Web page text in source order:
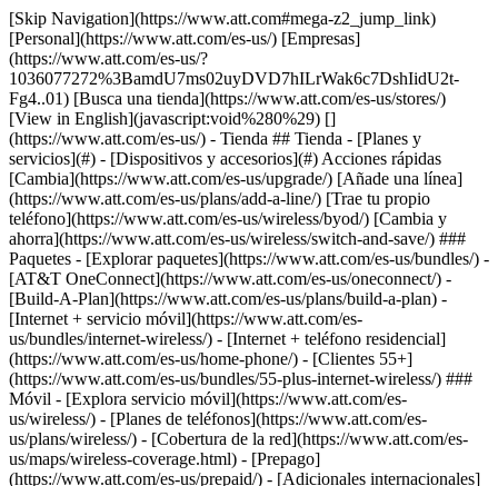
[Skip Navigation](https://www.att.com#mega-z2_jump_link) [Personal](https://www.att.com/es-us/) [Empresas](https://www.att.com/es-us/?1036077272%3BamdU7ms02uyDVD7hILrWak6c7DshIidU2t-Fg4..01) [Busca una tienda](https://www.att.com/es-us/stores/) [View in English](javascript:void%280%29) [](https://www.att.com/es-us/) - Tienda ## Tienda - [Planes y servicios](#) - [Dispositivos y accesorios](#) Acciones rápidas [Cambia](https://www.att.com/es-us/upgrade/) [Añade una línea](https://www.att.com/es-us/plans/add-a-line/) [Trae tu propio teléfono](https://www.att.com/es-us/wireless/byod/) [Cambia y ahorra](https://www.att.com/es-us/wireless/switch-and-save/) ### Paquetes - [Explorar paquetes](https://www.att.com/es-us/bundles/) - [AT&T OneConnect](https://www.att.com/es-us/oneconnect/) - [Build-A-Plan](https://www.att.com/es-us/plans/build-a-plan) - [Internet + servicio móvil](https://www.att.com/es-us/bundles/internet-wireless/) - [Internet + teléfono residencial](https://www.att.com/es-us/home-phone/) - [Clientes 55+](https://www.att.com/es-us/bundles/55-plus-internet-wireless/) ### Móvil - [Explora servicio móvil](https://www.att.com/es-us/wireless/) - [Planes de teléfonos](https://www.att.com/es-us/plans/wireless/) - [Cobertura de la red](https://www.att.com/es-us/maps/wireless-coverage.html) - [Prepago](https://www.att.com/es-us/prepaid/) - [Adicionales internacionales](https://www.att.com/es-us/international/) - [Auto conectado](https://www.att.com/es-us/plans/connected-car/) ### Internet residencial - [Explora internet residencial](https://www.att.com/es-us/internet/) - [Ve la disponibilidad](https://www.att.com/es-us/buy/internet/plans/) - [AT&T Fiber](https://www.att.com/es-us/internet/fiber/) - [AT&T Internet Air](https://www.att.com/es-us/internet/internet-air/) - [Teléfono residencial](https://www.att.com/es-us/home-phone/services/) [__Ahorra a lo grande en todo__ __regreso a clases__ \ Ver ofertas](https://www.att.com/es-us/deals/back-to-school/) Últimas novedades [Samsung Galaxy Z Fold8](https://www.att.com/es-us/buy/phones/samsung-galaxy-z-fold8.html) [iPhone 17 Pro](https://www.att.com/es-us/buy/phones/apple-iphone-17-pro.html) [AirPods Pro 3](https://www.att.com/es-us/buy/accessories/Headphones/apple-airpods-pro-3.html) [Google Pixel 10 Pro](https://www.att.com/es-us/buy/phones/google-pixel-10-pro.html) ### Dispositivos - [Teléfonos](https://www.att.com/es-us/buy/phones/) - [Teléfonos prepagados](https://www.att.com/es-us/buy/prepaid-phones/) - [Tablets](https://www.att.com/es-us/buy/tablets/) - [Relojes inteligentes](https://www.att.com/es-us/buy/wearables/) - [Usado certificado de AT&T](https://www.att.com/es-us/buy/phones/browse/att-certified-preowned) ### Accesorios - [Ver todos los accesorios](https://www.att.com/es-us/accessories/) - [Estuches](https://www.att.com/es-us/buy/accessories/browse/cases/) - [Cargadores](https://www.att.com/es-us/buy/accessories/browse/chargers/) - [Protector para pantalla](https://www.att.com/es-us/buy/accessories/browse/screen-protectors/) - [Audífonos](https://www.att.com/es-us/buy/accessories/browse/headphones/) ### Brands - [Apple](https://www.att.com/es-us/buy/phones/browse/apple/) - [Samsung](https://www.att.com/es-us/buy/phones/browse/samsung/) - [Motorola](https://www.att.com/es-us/buy/phones/browse/motorola/) - [Google](https://www.att.com/es-us/buy/phones/browse/google/) - [Meta](https://www.att.com/es-us/buy/accessories/browse/all/meta/) [__Obtén el nuevo Samsung Galaxy Z Fold8 por $0 con intercambio elegible__ \ Reserva](https://www.att.com/es-us/buy/phones/samsung-galaxy-z-fold8.html) - Ofertas ## Ofertas - [Nuevos y destacados](#) - [Descuentos para clientes](#) Destacados [Ve todas las ofertas](https://www.att.com/es-us/deals/) [Ofertas de servicio móvil](https://www.att.com/es-us/deals/cell-phone-deals/) [Ofertas de internet](https://www.att.com/es-us/deals/internet/) [Ofertas de intercambio](https://www.att.com/es-us/buy/phones/browse/tradeinoffer/) [Sin ofertas de intercambio](https://www.att.com/es-us/buy/phones/browse/nontradeinoffer/) ### Ofertas de tendencia - [Samsung Galaxy](https://www.att.com/es-us/buy/phones/browse/samsung_hasdeals_value_nontradeinoffer_tradeinoffer/) - [Apple iPhone](https://www.att.com/es-us/buy/phones/browse/apple_hasdeals_value_nontradeinoffer_tradeinoffer/) - [Menos de $50](https://www.att.com/es-us/buy/accessories/browse/all/price-range-25-50_price-range-5-25_5-and-under/) - [Ofertas de regreso a clases](https://www.att.com/es-us/deals/back-to-school/) ### Ofertas de dispositivos y accesorios - [Teléfonos](https://www.att.com/es-us/buy/phones/browse/hasdeals_value_nontradeinoffer_tradeinoffer/) - [Teléfonos prepagados](https://www.att.com/es-us/buy/prepaid-phones/browse/hasdeals/) - [Tablets](https://www.att.com/es-us/buy/tablets/browse/hasdeals_nontradeinoffer/) - [Relojes inteligentes](https://www.att.com/es-us/buy/wearables/browse/hasdeals_nontradeinoffer/) - [Ofertas de accesorios](https://www.att.com/es-us/buy/accessories/browse/all/deals/) ### Suscripciones - [AT&T OneConnect](https://www.att.com/es-us/oneconnect/) [__Cámbiate a AT&T y averigua cómo obtener hasta $800 por línea para terminar tu contrato__ \ Compra ahora](https://www.att.com/es-us/buy/phones/) ### Descuentos por ocupación - [Empleados de empresas](https://www.att.com/es-us/verification/signaturehub/#employment) - [Militares y veteranos](https://www.att.com/es-us/offers/discount-program/military-discount/) - [Maestros](https://www.att.com/es-us/offers/discount-program/teacher/) - [Enfermeros y médicos](https://www.att.com/es-us/verification/signaturehub/#medical) - [Personal de emergencias activo](https://www.att.com/es-us/firstnetandfamily/) ### Descuentos por afiliación - [Clientes 55+](https://www.att.com/es-us/verification/signaturehub/#age) - [Personal retirado del servicio de emergencia](https://www.att.com/es-us/offers/discount-program/retired-responders/) - [Trabajadores de sindicatos](https://www.att.com/es-us/offers/discount-program/union-discount/) - [Estudiantes](https://www.att.com/es-us/verification/signaturehub/#student) ### Ahorros para socios - [Descuento con tarjeta de crédito](https://www.att.com/es-us/?1036077272%3BamdU7ms02uyDVD7hIidU2t-FgOyvGkzT7uyJVm497PywgLdW2iYTVis9IZcUaO3.z1) - [Beneficios y más](https://andmorebenefits.att.com/root-discovery) [__Maestros: ahorra hasta $150 por línea y hasta un 20% en planes__ \ Obtén detalles](https://www.att.com/es-us/offers/discount-program/teacher/) - La diferencia de AT&T ## La diferencia de AT&T - [Nuestra ventaja competitiva](#) ### ¿Por qué elegirnos? - [Garantía AT&T](https://www.att.com/es-us/why-att/guarantee/) - [Por qué AT&T](https://www.att.com/es-us/why-att/) - [AT&T vs. T-Mobile y Verizon](https://www.att.com/es-us/wireless/switch-and-save/#compare-us) - [AT&T Fiber vs. Spectrum y Xfinity](https://www.att.com/es-us/internet/fiber/#compare-us) - [Prueba AT&T gratis](https://www.att.com/es-us/wireless/free-trial/) - [Cambia y ahorra](https://www.att.com/es-us/wireless/switch-and-save/) ### Cobertura excepcional - [Mapa de cobertura 5G](https://www.att.com/es-us/maps/wireless-coverage.html) - [Mapa de cobertura de fibra óptica](https://www.att.com/es-us/internet/fiber/coverage-map/) [__La mejor garantía de Estados Unidos__ \ Obtén detalles](https://www.att.com/es-us/why-att/guarantee/) - Ayuda ## Ayuda - [Factura y cuenta](#) - [Móvil](#) - [Internet](#) Acciones rápidas [Ve toda la ayuda](https://www.att.com/es-us/support/) [Ver mi cuenta](https://www.att.com/es-us/acctmgmt/overview) [Centro de pagos](https://www.att.com/es-us/acctmgmt/mypaymentcenter) [Centro de facturación](https://www.att.com/es-us/acctmgmt/billing/mybillingcenter) ### Factura y pagos - [Comprende tu factura](https://www.att.com/es-us/support/my-account/understand-your-bill/) - [Averigua por qué tu factura cambió](https://www.att.com/es-us/support/article/my-account/KM1051879/) - [Configura y administra AutoPay](https://www.att.com/es-us/acctmgmt/mypaymentcenter?intent=MANAGEAUTOPAY) - [Ve las cuotas de los dispositivos](https://www.att.com/es-us/acctmgmt/payment/installmentplandetails) - [Pagar sin iniciar sesión](https://www.att.com/es-us/acctmgmt/fastpmt/fastpay) ### Cuenta - [Cambiar o restablecer contraseña](https://www.att.com/es-us/support/article/my-account/KM1008941/) - [Añade o elimina cuentas](https://www.att.com/es-us/support/article/my-account/KM1008925/) - [Traslada el servicio de internet](https://www.att.com/es-us/help/moving/) - [Ve tus pedidos y reclamaciones](https://www.att.com/es-us/orders/history) - [Más ayuda con la cuenta](https://www.att.com/es-us/support/my-account/) [__La mejor garantía de Estados Unidos__ \ Obtén detalles](https://www.att.com/es-us/why-att/guarantee/) Acciones rápidas [Administrar mi servicio móvil](https://www.att.com/es-us/acctmgmt/mywireless) [Rastrear mi pedido](https://www.att.com/es-us/orders/history) [Añade AT&T International Day Pass](https://www.att.com/es-us/acctmgmt/signin?intent=DEEPLINK&soc=IRRLHDF&level=CAT&source=ILC242589969&wtExtndSource=Megamenu) ### Mi dispositivo - [Verificar mi uso](https://www.att.com/es-us/acctmgmt/usage/mysummary) - [Administra complementos](https://www.att.com/es-us/acctmgmt/wireless/manage-addon) - [Cambiar mi plan](https://www.att.com/es-us/acctmgmt/mywireless/manageplan/) - [Añade una línea](https://www.att.com/es-us/buy/postpaid/?wlsfi=AL) - [Consultar los requisitos de cambio](https://www.att.com/es-us/buy/postpaid/?wlsfi=up) - [Activa un dispositivo móvil](https://www.att.com/es-us/